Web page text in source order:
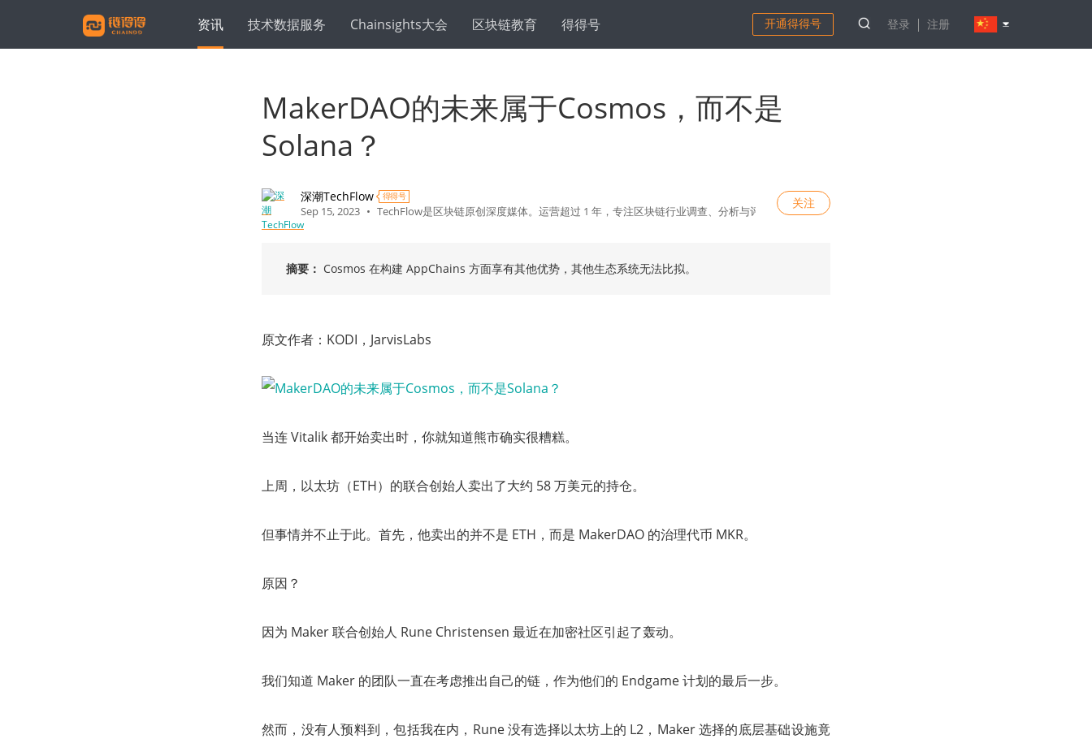
资讯 技术数据服务 Chainsights大会 区块链教育 得得号 开通得得号 登录 注册
MakerDAO的未来属于Cosmos，而不是
Solana？
深潮TechFlow 得得号
Sep 15, 2023 • TechFlow是区块链原创深度媒体。运营超过 1 年，专注区块链行业调查、分析与评论。
关注
摘要： Cosmos 在构建 AppChains 方面享有其他优势，其他生态系统无法比拟。
原文作者：KODI，JarvisLabs
当连 Vitalik 都开始卖出时，你就知道熊市确实很糟糕。
上周，以太坊（ETH）的联合创始人卖出了大约 58 万美元的持仓。
但事情并不止于此。首先，他卖出的并不是 ETH，而是 MakerDAO 的治理代币 MKR。
原因？
因为 Maker 联合创始人 Rune Christensen 最近在加密社区引起了轰动。
我们知道 Maker 的团队一直在考虑推出自己的链，作为他们的 Endgame 计划的最后一步。
然而，没有人预料到，包括我在内，Rune 没有选择以太坊上的 L2，Maker 选择的底层基础设施竟